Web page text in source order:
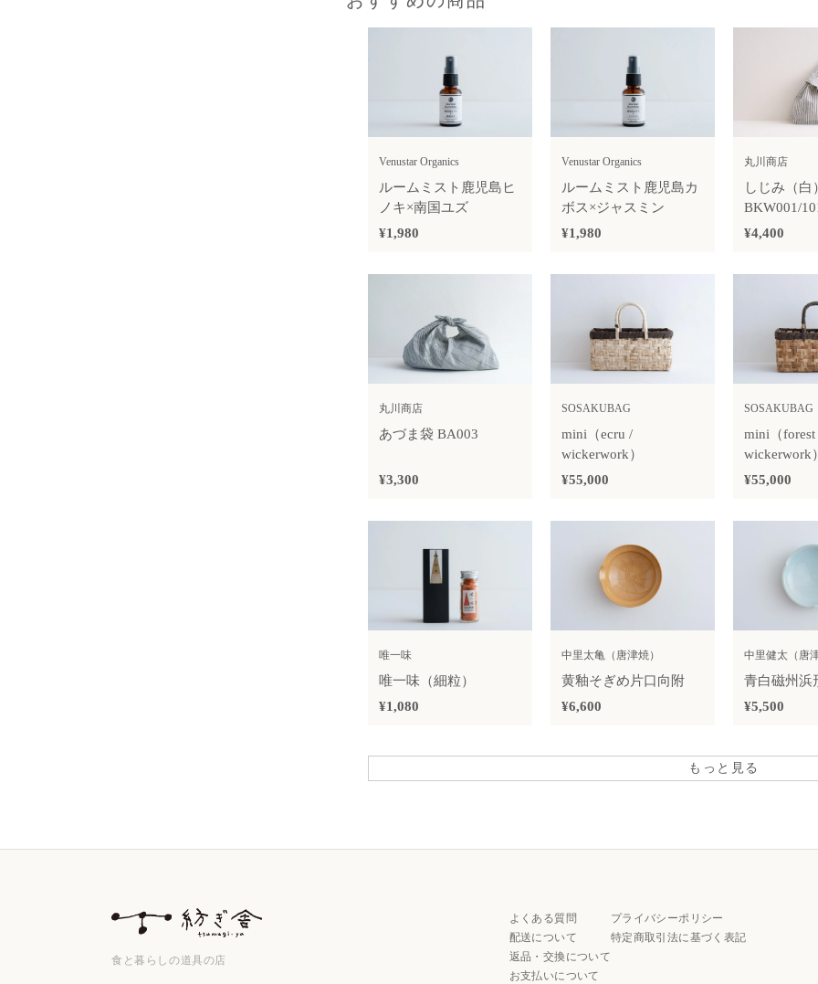
Venustar Organics
ルームミスト鹿児島ヒ
ノキ×南国ユズ
¥1,980
Venustar Organics
ルームミスト鹿児島カ
ボス×ジャスミン
¥1,980
丸川商店
しじみ（白
BKW001/
¥4,400
丸川商店
あづま袋 BA003
¥3,300
SOSAKUBAG
mini（ecru /
wickerwork）
¥55,000
SOSAKUBAG
mini（forest
wickerwork
¥55,000
唯一味
唯一味（細粒）
¥1,080
中里太亀（唐津焼）
黄釉そぎめ片口向附
¥6,600
中里健太（唐
青白磁州浜
¥5,500
もっと見る
食と暮らしの道具の店
よくある質問
配送について
返品・交換について
お支払いについて
プライバシーポリシー
特定商取引法に基づく表記